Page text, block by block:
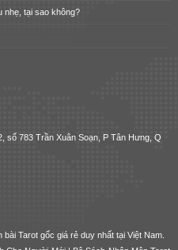
nhẹ, tại sao không?
số 783 Trần Xuân Soạn, P Tân Hưng, Q
bài Tarot gốc giá rẻ duy nhất tại Việt Nam.